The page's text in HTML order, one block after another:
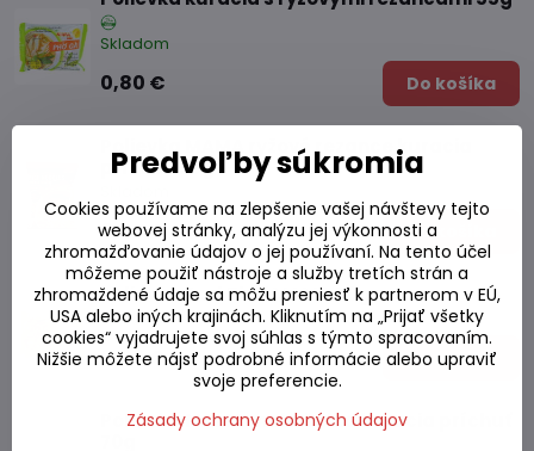
Skladom
0,80 € Do košíka
Polievka MAMA ryžové rezance kuracia
príchuť 55g
0,84 € Do košíka
Polievka Pad Thai MAMA 70g
Skladom
0,90 € Do košíka
Polievka MAMA malá šálka kuracia príchuť
Predvoľby súkromia
Cookies používame na zlepšenie vašej návštevy tejto
webovej stránky, analýzu jej výkonnosti a
zhromažďovanie údajov o jej používaní. Na tento účel
môžeme použiť nástroje a služby tretích strán a
zhromaždené údaje sa môžu preniesť k partnerom v EÚ,
USA alebo iných krajinách. Kliknutím na „Prijať všetky
cookies“ vyjadrujete svoj súhlas s týmto spracovaním.
Nižšie môžete nájsť podrobné informácie alebo upraviť
svoje preferencie.
Zásady ochrany osobných údajov